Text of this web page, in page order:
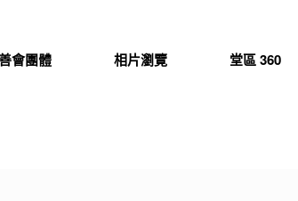
會團體 相片瀏覽 堂區 360